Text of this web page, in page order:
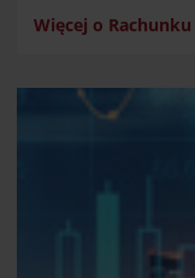
Więcej o